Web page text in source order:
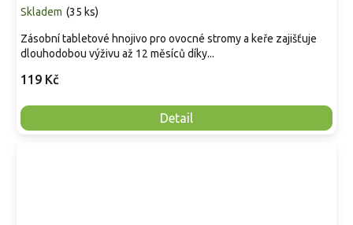
Skladem (35 ks)
119 Kč
Detail
Zásobní tabletové hnojivo pro ovocné stromy a keře zajišťuje
dlouhodobou výživu až 12 měsíců díky...